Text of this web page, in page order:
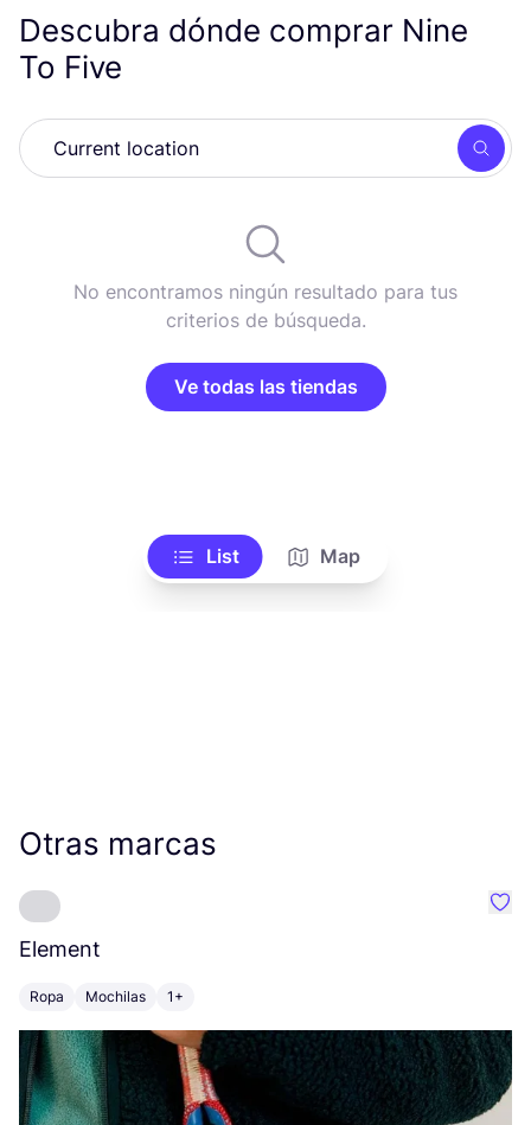
Descubra dónde comprar Nine
To Five
No encontramos ningún resultado para tus
criterios de búsqueda.
Ve todas las tiendas
List Map
Otras marcas
Element
Ropa Mochilas 1+